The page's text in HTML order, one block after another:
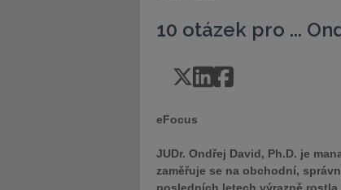
10 otázek pro ...
eFocus
JUDr. Ondřej David, Ph.D. je
zaměřuje se na obchodní,